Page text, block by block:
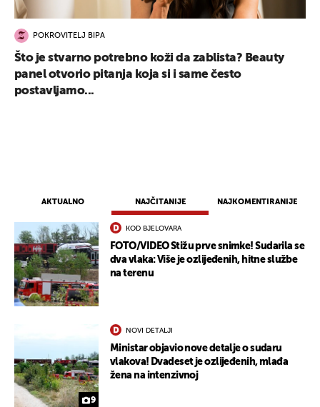
AKTUALNO NAJČITANIJE NAJKOMENTIRANIJE
KOD BJELOVARA
FOTO/VIDEO Stižu prve snimke! Sudarila se
dva vlaka: Više je ozlijeđenih, hitne službe
na terenu
9
NOVI DETALJI
Ministar objavio nove detalje o sudaru
vlakova! Dvadeset je ozlijeđenih, mlađa
žena na intenzivnoj
POKROVITELJ BIPA
Što je stvarno potrebno koži da zablista? Beauty
panel otvorio pitanja koja si i same često
postavljamo...